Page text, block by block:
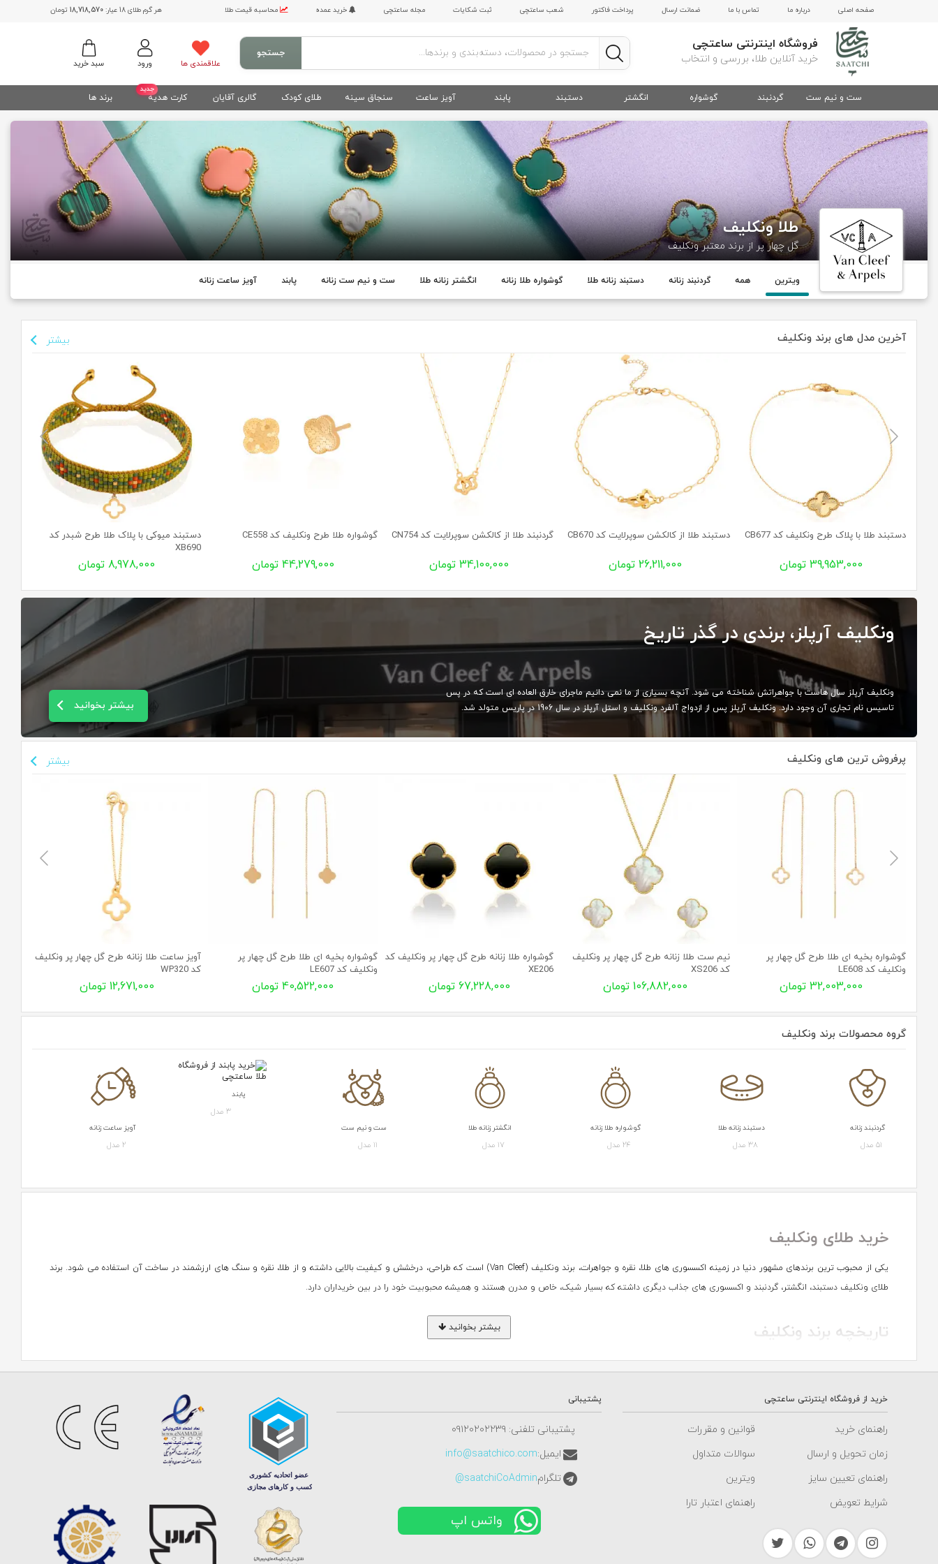
صفحه اصلی درباره ما تماس با ما ضمانت ارسال پرداخت فاکتور شعب ساعتچی ثبت شکایات مجله ساعتچی خرید عمده محاسبه قیمت طلا هر گرم طلای 18 عیار: 18,718,570 تومان
فروشگاه اینترنتی ساعتچی
خرید آنلاین طلا، بررسی و انتخاب سبد خرید ورود علاقمندی ها
جستجو
ست و نیم ست گردنبند گوشواره انگشتر دستبند پابند آویز ساعت سنجاق سینه طلای کودک گالری آقایان
جدید
کارت هدیه برند ها
طلا ونکلیف
گل چهار پر از برند معتبر ونکلیف
ویترین همه گردنبند زنانه دستبند زنانه طلا گوشواره طلا زنانه انگشتر زنانه طلا ست و نیم ست زنانه پابند آویز ساعت زنانه
آخرین مدل های برند ونکلیف بیشتر
دستبند طلا با پلاک طرح ونکلیف کد CB677
39,953,000 تومان
دستبند طلا از کالکشن سوپرلایت کد CB670
26,211,000 تومان
گردنبند طلا از کالکشن سوپرلایت کد CN754
34,100,000 تومان
گوشواره طلا طرح ونکلیف کد CE558
44,279,000 تومان
دستبند میوکی با پلاک طلا طرح شبدر کد
XB690
8,978,000 تومان
ونکلیف آرپلز، برندی در گذر تاریخ
ونکلیف آرپلز سال هاست با جواهراتش شناخته می شود. آنچه بسیاری از ما نمی دانیم ماجرای خارق العاده ای است که در پس
تاسیس نام تجاری آن وجود دارد. ونکلیف آرپلز پس از ازدواج آلفرد ونکلیف و استل آرپلز در سال 1906 در پاریس متولد شد.
بیشتر بخوانید
پرفروش ترین های ونکلیف بیشتر
گوشواره بخیه ای طلا طرح گل چهار پر
ونکلیف کد LE608
32,003,000 تومان
نیم ست طلا زنانه طرح گل چهار پر ونکلیف
کد XS206
106,882,000 تومان
گوشواره طلا زنانه طرح گل چهار پر ونکلیف کد
XE206
67,228,000 تومان
گوشواره بخیه ای طلا طرح گل چهار پر
ونکلیف کد LE607
40,522,000 تومان
آویز ساعت طلا زنانه طرح گل چهار پر ونکلیف
کد WP320
12,671,000 تومان
گروه محصولات برند ونکلیف
گردنبند زنانه
51 مدل
دستبند زنانه طلا
38 مدل
گوشواره طلا زنانه
24 مدل
انگشتر زنانه طلا
17 مدل
ست و نیم ست
11 مدل
پابند
3 مدل
آویز ساعت زنانه
2 مدل
خرید طلای ونکلیف
یکی از محبوب ترین برندهای مشهور دنیا در زمینه اکسسوری های طلا، نقره و جواهرات، برند ونکلیف (Van Cleef) است که طراحی، درخشش و کیفیت بالایی داشته و از طلا، نقره و سنگ های ارزشمند در ساخت آن استفاده می شود. برند
طلای ونکلیف دستبند، انگشتر، گردنبند و اکسسوری های جذاب دیگری داشته که بسیار شیک، خاص و مدرن هستند و همیشه محبوبیت خود را در بین خریداران دارد.
تاریخچه برند ونکلیف
ون کلیف آرپلز یکی از نام های شناخته شده و پرطرفدار در دنیای جواهرسازی است که در همان ابتدای کار (در سال 1906 در پاریس) به دلیل طراحی های خاص و بی نظیرش مورد توجه قرار گرفت. چیزی که این برند فرانسوی را از دیگر
خاصی مانند مونتاژ دستی، پاوه کاری و کلیشه زنی برای خلق طرح های پیچیده و زیبا توسط این برند به کار می روند. تمامی این موارد باعث شده است تا جواهرات این برند نه تنها از نظر ظاهری جذاب باشند، بلکه هر قطعه داستانی از هنر و
نکاتی که ون کلیف آرپلز در طراحی زیورآلاتش به کار می برد
به خود دارند که همین موضوع باعث شده تا هر جواهر این برند شخصیت منحصر به فردی داشته باشه. همچنین کیفیت بالا، استفاده از ترکیب های لوکس (مثل: الماس، زمرد و روبی) و به کارگیری تکنیک های مدرن و پیشرفته باعث شده
تا هم از نظر ظاهری و هم از نظر ساختاری بی نقص باشه. شما می توانید ردپای فرهنگ های شرقی، اساطیر و حتی طبیعت را در طراحی های ونکلیف ببینید چرا که همیشه سعی کرده تا از دنیای اطرافش الهام بگیرد و پیام هایی با مفهوم
عشق و دوستی را انتقال دهد.
بیشتر بخوانید
خرید از فروشگاه اینترنتی ساعتچی
راهنمای خرید
قوانین و مقررات
زمان تحویل و ارسال
سوالات متداول
راهنمای تعیین سایز
ویترین
شرایط تعویض
راهنمای اعتبار تارا
پشتیبانی
پشتیبانی تلفنی: ٠٩١٢٠٢٠٢٢٣٩
ایمیل:info@saatchico.com
تلگرامsaatchiCoAdmin@
واتس اپ